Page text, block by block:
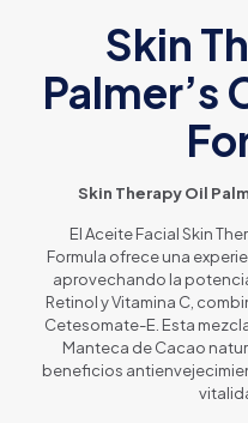
Skin
Palmer’s
Skin Therapy Oil
El Aceite Facial Skin
Formula ofrece una
aprovechando la
Retinol y Vitamina C,
Cetesomate-E. Esta
Manteca de Cacao
beneficios